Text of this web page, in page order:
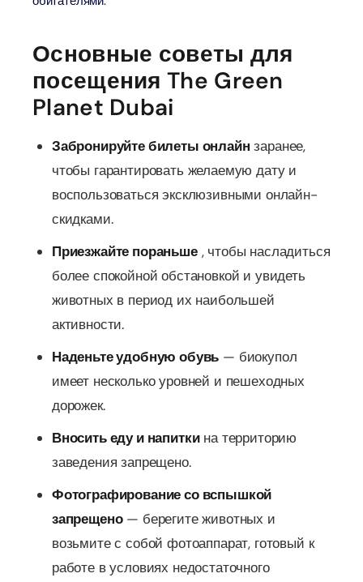
Основные советы для
посещения The Green
Planet Dubai
Забронируйте билеты онлайн заранее,
чтобы гарантировать желаемую дату и
воспользоваться эксклюзивными онлайн-
скидками.
Приезжайте пораньше, чтобы насладиться
более спокойной обстановкой и увидеть
животных в период их наибольшей
активности.
Наденьте удобную обувь — биокупол
имеет несколько уровней и пешеходных
дорожек.
Вносить еду и напиткина территорию
заведения запрещено.
Фотографирование со вспышкой
запрещено— берегите животных и
возьмите с собой фотоаппарат, готовый к
работе в условиях недостаточного